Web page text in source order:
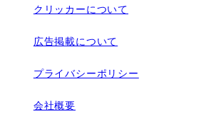
クリッカーについて
広告掲載について
プライバシーポリシー
会社概要